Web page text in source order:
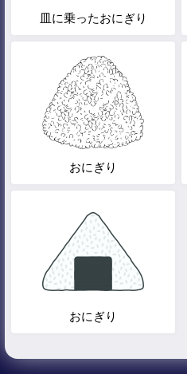
皿に乗ったおにぎり
おにぎり
おにぎり